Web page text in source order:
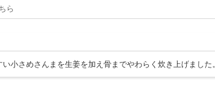
ら
小さめさんまを生姜を加え骨までやわらく炊き上げました